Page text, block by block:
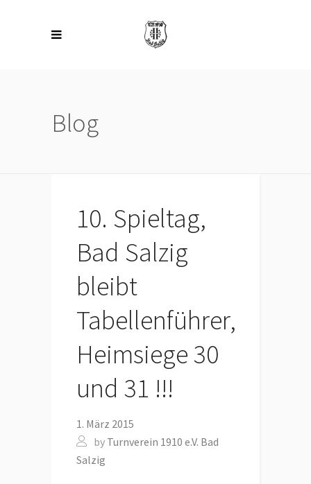
Blog
10. Spieltag,
Bad Salzig
bleibt
Tabellenführer,
Heimsiege 30
und 31 !!!
1. März 2015
by Turnverein 1910 e.V. Bad
Salzig